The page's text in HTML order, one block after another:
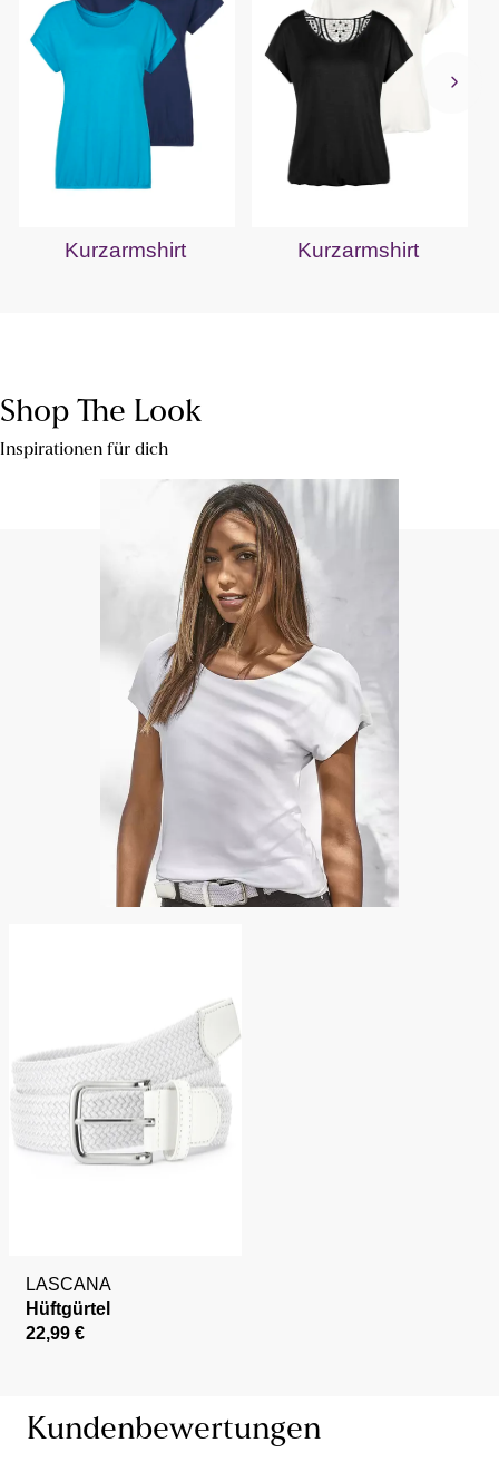
Kurzarmshirt Kurzarmshirt
Shop The Look
Inspirationen für dich
LASCANA
Hüftgürtel
22,99 €
Kundenbewertungen